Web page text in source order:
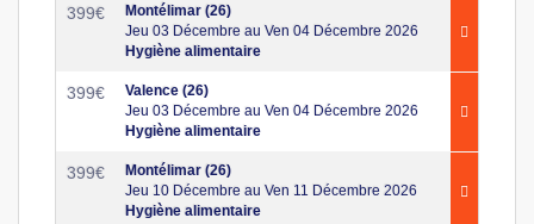
399€
Montélimar (26)
Jeu 03 Décembre au Ven 04 Décembre 2026
Hygiène alimentaire
399€
Valence (26)
Jeu 03 Décembre au Ven 04 Décembre 2026
Hygiène alimentaire
399€
Montélimar (26)
Jeu 10 Décembre au Ven 11 Décembre 2026
Hygiène alimentaire